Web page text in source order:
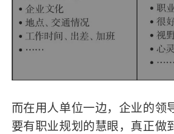
而在用人单位一边，企业的领
要有职业规划的慧眼，真正做